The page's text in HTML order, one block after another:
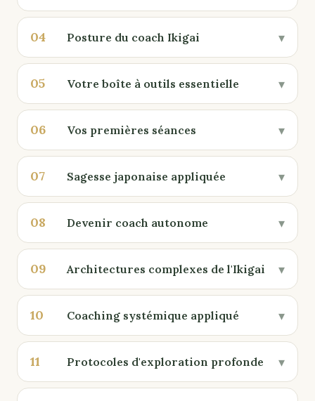
04 Posture du coach Ikigai ▾
05 Votre boîte à outils essentielle ▾
06 Vos premières séances ▾
07 Sagesse japonaise appliquée ▾
08 Devenir coach autonome ▾
09 Architectures complexes de l'Ikigai ▾
10 Coaching systémique appliqué ▾
11 Protocoles d'exploration profonde ▾